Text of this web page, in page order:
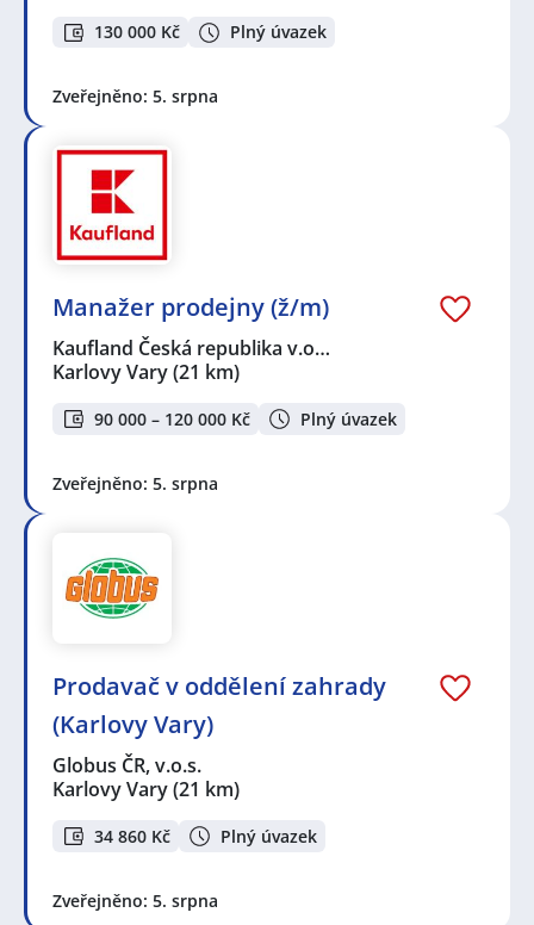
130 000 Kč Plný úvazek
Zveřejněno: 5. srpna
Manažer prodejny (ž/m)
Kaufland Česká republika v.o…
Karlovy Vary(21 km)
90 000 – 120 000 Kč Plný úvazek
Zveřejněno: 5. srpna
Prodavač v oddělení zahrady
(Karlovy Vary)
Globus ČR, v.o.s.
Karlovy Vary(21 km)
34 860 Kč Plný úvazek
Zveřejněno: 5. srpna